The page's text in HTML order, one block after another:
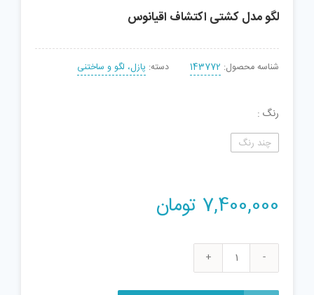
لگو مدل کشتی اکتشاف اقیانوس
شناسه محصول: 143772 دسته: پازل، لگو و ساختنی
رنگ
چند رنگ
7,400,000 تومان
لگو